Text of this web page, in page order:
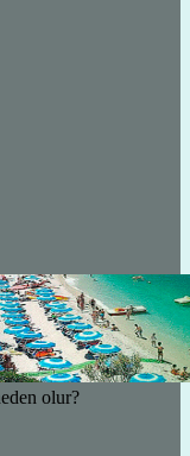
olur?